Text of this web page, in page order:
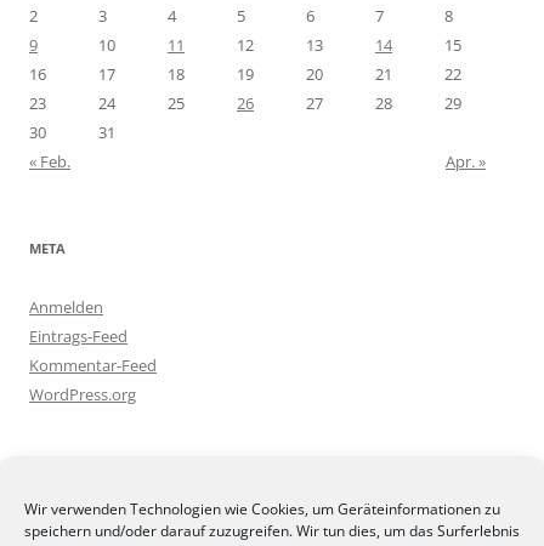
Wir verwenden Technologien wie Cookies, um Geräteinformationen zu
speichern und/oder darauf zuzugreifen. Wir tun dies, um das Surferlebnis
2
3 4 5 6 7
8
9
10 11 12 13 14
15
16
17 18 19 20 21
22
23
24 25 26 27 28
29
30
31
« Feb.
Apr. »
META
Anmelden
Eintrags-Feed
Kommentar-Feed
WordPress.org